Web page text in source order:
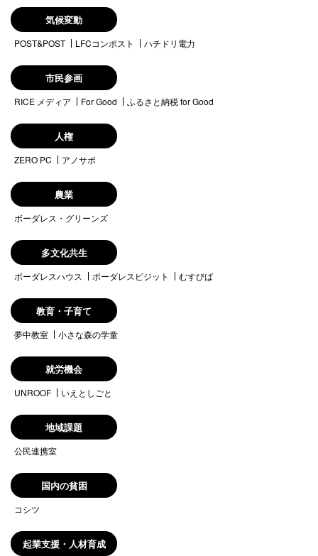
気候変動
POST&POST LFCコンポスト ハチドリ電力
市民参画
RICE メディア For Good ふるさと納税 for Good
人権
ZERO PC アノサポ
農業
ボーダレス・グリーンズ
多文化共生
ボーダレスハウス ボーダレスビジット むすびば
教育・子育て
夢中教室 小さな森の学童
就労機会
UNROOF いえとしごと
地域課題
公民連携室
国内の貧困
コシツ
起業支援・人材育成